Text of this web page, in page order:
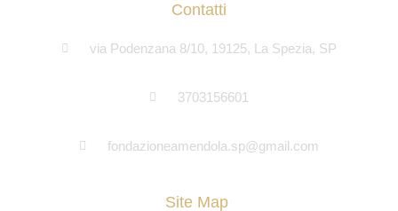
Contatti
via Podenzana 8/10, 19125, La Spezia, SP
3703156601
fondazioneamendola.sp@gmail.com
Site Map